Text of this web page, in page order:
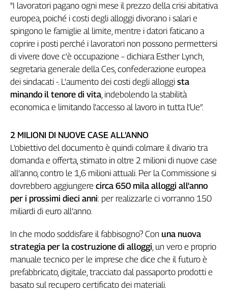
Basilicata
Calabria
Campania
Emilia-
Romagna
Friuli
Venezia
Giulia
Lazio
Lombardia
Marche
Piemonte
Puglia
Sardegna
Sicilia
Toscana
Umbria
Valle
D'Aosta
Veneto
"I lavoratori pagano ogni mese il prezzo della crisi abitativa
europea, poiché i costi degli alloggi divorano i salari e
spingono le famiglie al limite, mentre i datori faticano a
coprire i posti perché i lavoratori non possono permettersi
di vivere dove c'è occupazione – dichiara Esther Lynch,
segretaria generale della Ces, confederazione europea
dei sindacati -. L'aumento dei costi degli alloggi sta
minando il tenore di vita, indebolendo la stabilità
economica e limitando l'accesso al lavoro in tutta l'Ue”.
2 MILIONI DI NUOVE CASE ALL’ANNO
L’obiettivo del documento è quindi colmare il divario tra
domanda e offerta, stimato in oltre 2 milioni di nuove case
all’anno, contro le 1,6 milioni attuali. Per la Commissione si
dovrebbero aggiungere circa 650 mila alloggi all'anno
per i prossimi dieci anni: per realizzarle ci vorranno 150
miliardi di euro all’anno.
In che modo soddisfare il fabbisogno? Con una nuova
strategia per la costruzione di alloggi, un vero e proprio
manuale tecnico per le imprese che dice che il futuro è
prefabbricato, digitale, tracciato dal passaporto prodotti e
basato sul recupero certificato dei materiali.